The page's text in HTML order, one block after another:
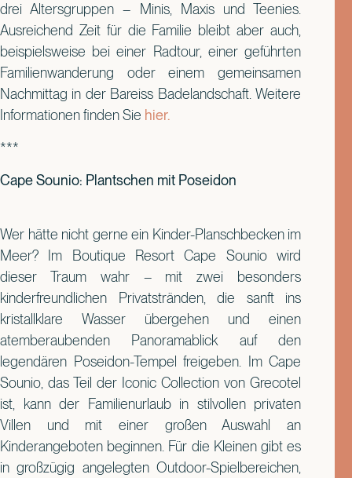
drei Altersgruppen – Minis, Maxis und Teenies.
Ausreichend Zeit für die Familie bleibt aber auch,
beispielsweise bei einer Radtour, einer geführten
Familienwanderung oder einem gemeinsamen
Nachmittag in der Bareiss Badelandschaft. Weitere
Informationen finden Sie hier.
***
Cape Sounio: Plantschen mit Poseidon
Wer hätte nicht gerne ein Kinder-Planschbecken im
Meer? Im Boutique Resort Cape Sounio wird
dieser Traum wahr – mit zwei besonders
kinderfreundlichen Privatstränden, die sanft ins
kristallklare Wasser übergehen und einen
atemberaubenden Panoramablick auf den
legendären Poseidon-Tempel freigeben. Im Cape
Sounio, das Teil der Iconic Collection von Grecotel
ist, kann der Familienurlaub in stilvollen privaten
Villen und mit einer großen Auswahl an
Kinderangeboten beginnen. Für die Kleinen gibt es
in großzügig angelegten Outdoor-Spielbereichen,